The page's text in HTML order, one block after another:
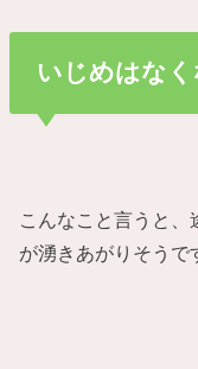
いじめはな
こんなこと言うと、
が湧きあがりそうで